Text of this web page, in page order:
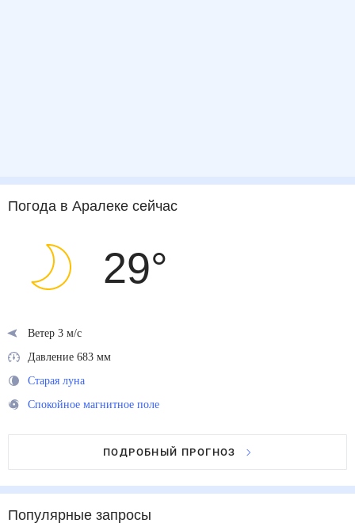
Погода в Аралеке сейчас
29°
Ветер 3 м/с
Давление 683 мм
Старая луна
Спокойное магнитное поле
ПОДРОБНЫЙ ПРОГНОЗ
Популярные запросы